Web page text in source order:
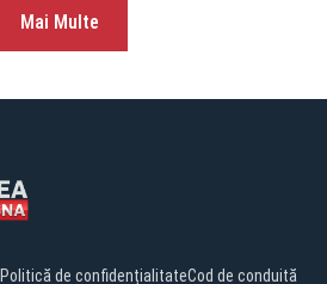
Mai Multe
Politică de confidențialitateCod de conduită